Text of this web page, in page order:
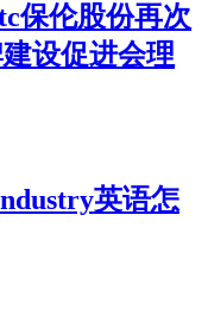
保伦股份再次
设促进会理
英语怎